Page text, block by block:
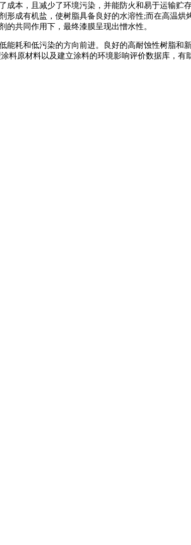
本，且减少了环境污染，并能防火和易于运输贮
成有机盐，使树脂具备良好的水溶性;而在高温烘
共同作用下，最终漆膜呈现出憎水性。
耗和低污染的方向前进。良好的高耐蚀性树脂和
原材料以及建立涂料的环境影响评价数据库，有